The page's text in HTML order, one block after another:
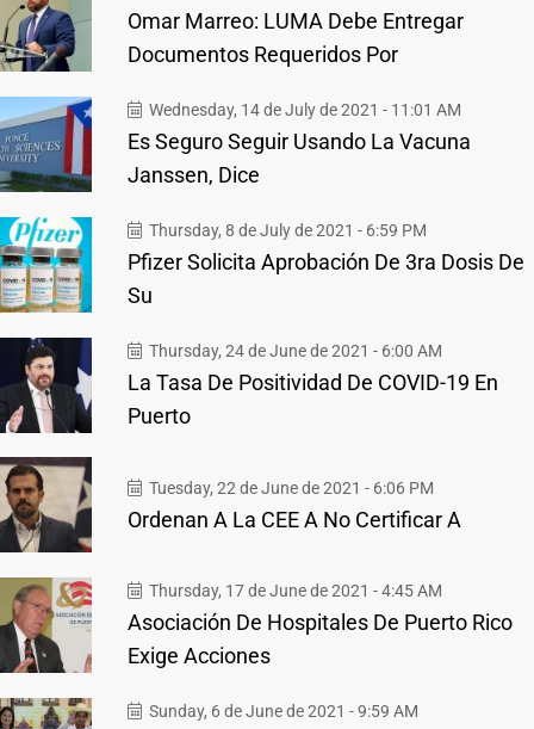
Omar Marreo: LUMA Debe Entregar
Documentos Requeridos Por
Wednesday, 14 de July de 2021 - 11:01 AM
Es Seguro Seguir Usando La Vacuna
Janssen, Dice
Thursday, 8 de July de 2021 - 6:59 PM
Pfizer Solicita Aprobación De 3ra Dosis De
Su
Thursday, 24 de June de 2021 - 6:00 AM
La Tasa De Positividad De COVID-19 En
Puerto
Tuesday, 22 de June de 2021 - 6:06 PM
Ordenan A La CEE A No Certificar A
Thursday, 17 de June de 2021 - 4:45 AM
Asociación De Hospitales De Puerto Rico
Exige Acciones
Sunday, 6 de June de 2021 - 9:59 AM